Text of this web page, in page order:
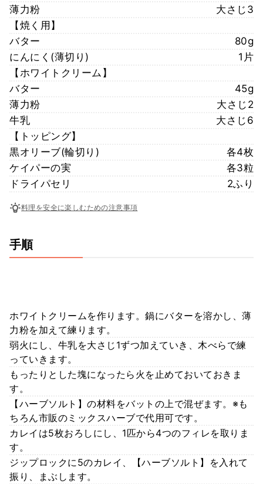
薄力粉
大さじ3
【焼く用】
バター
80g
にんにく(薄切り)
1片
【ホワイトクリーム】
バター
45g
薄力粉
大さじ2
牛乳
大さじ6
【トッピング】
黒オリーブ(輪切り)
各4枚
ケイパーの実
各3粒
ドライパセリ
2ふり
料理を安全に楽しむための注意事項
手順
ホワイトクリームを作ります。鍋にバターを溶かし、薄
力粉を加えて練ります。
弱火にし、牛乳を大さじ1ずつ加えていき、木べらで練
っていきます。
もったりとした塊になったら火を止めておいておきま
す。
【ハーブソルト】の材料をバットの上で混ぜます。※も
ちろん市販のミックスハーブで代用可です。
カレイは5枚おろしにし、1匹から4つのフィレを取りま
す。
ジップロックに5のカレイ、【ハーブソルト】を入れて
振り、まぶします。